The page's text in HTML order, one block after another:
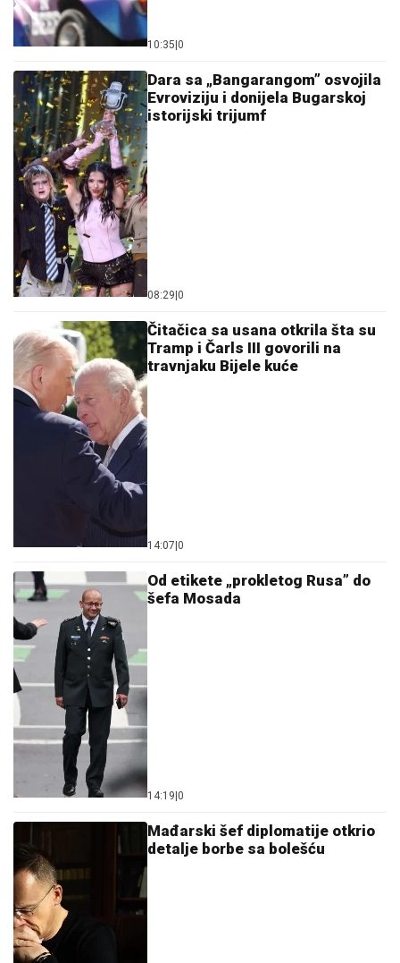
10:35|0
Dara sa „Bangarangom” osvojila
Evroviziju i donijela Bugarskoj
istorijski trijumf
08:29|0
Čitačica sa usana otkrila šta su
Tramp i Čarls III govorili na
travnjaku Bijele kuće
14:07|0
Od etikete „prokletog Rusa” do
šefa Mosada
14:19|0
Mađarski šef diplomatije otkrio
detalje borbe sa bolešću